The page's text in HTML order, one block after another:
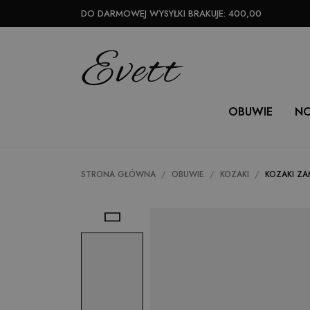
DO DARMOWEJ WYSYŁKI BRAKUJE: 400,00
OBUWIE
STRONA GŁÓWNA OBUWIE KOZAKI KOZAKI
